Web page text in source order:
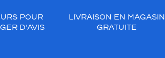
POUR
D’AVIS
LIVRAISON EN MAGASIN
GRATUITE